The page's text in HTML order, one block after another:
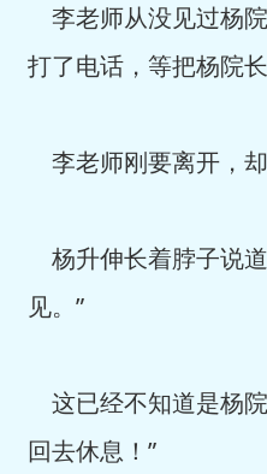
李老师从没见过杨
打了电话，等把杨院
李老师刚要离开，
杨升伸长着脖子说
见。”
这已经不知道是杨
回去休息！”